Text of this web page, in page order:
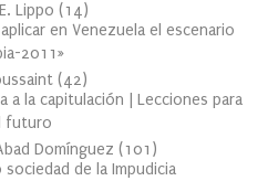
Lippo (14)
en Venezuela el escenario
2011»
(42)
a la capitulación | Lecciones para
futuro
Domínguez (101 )
de la Impudicia